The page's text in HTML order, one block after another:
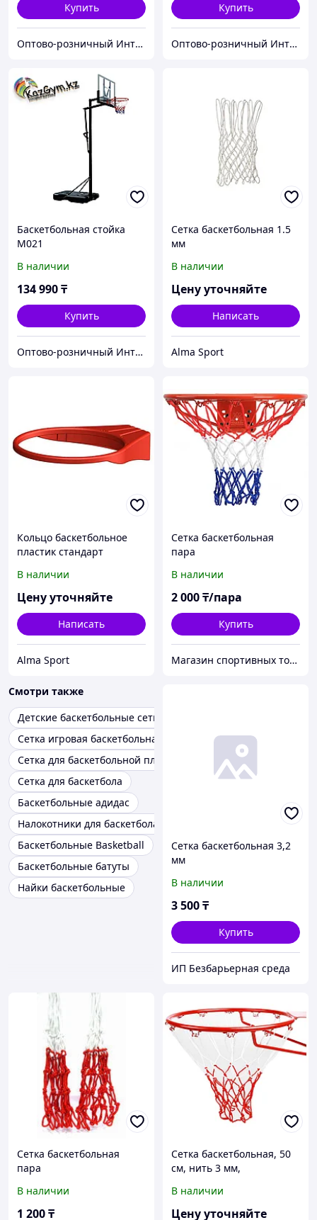
Купить
Оптово-розничный Интернет Магазин «KazGym»
Купить
Оптово-розничный Интернет Магазин «KazGym»
Баскетбольная стойка
M021
В наличии
134 990₸
Купить
Оптово-розничный Интернет Магазин «KazGym»
Сетка баскетбольная 1.5
мм
В наличии
Цену уточняйте
Написать
Alma Sport
Кольцо баскетбольное
пластик стандарт
В наличии
Цену уточняйте
Написать
Alma Sport
Сетка баскетбольная
пара
В наличии
2 000₸/пара
Купить
Магазин спортивных товаров - BEST SPORT
Смотри также
Детские баскетбольные сетки
Сетка игровая баскетбольная
Сетка для баскетбольной площадки
Сетка для баскетбола
Баскетбольные адидас
Налокотники для баскетбола
Баскетбольные Basketball
Баскетбольные батуты
Найки баскетбольные
Сетка баскетбольная 3,2
мм
В наличии
3 500₸
Купить
ИП Безбарьерная среда
Сетка баскетбольная
пара
В наличии
1 200₸
Сетка баскетбольная, 50
см, нить 3 мм,
В наличии
Цену уточняйте